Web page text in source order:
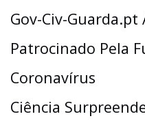
Gov-Civ-Guarda.pt
Patrocinado Pela
Coronavírus
Ciência